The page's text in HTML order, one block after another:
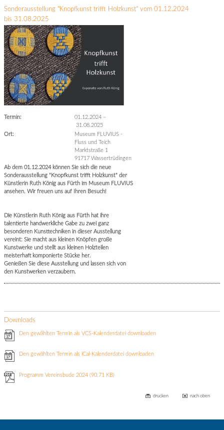
Sonderausstellung "Knopfkunst trifft Holzkunst" vom 01.12.2024
bis 31.08.2025
Termin: 01.12.2024 –
31.08.2025
Ort:
Museum FLUVIUS -
Fluss und Teich
Marktstraße 1
91717 Wassertrüdingen
Ab dem 01.12.2024 können Sie sich die neue
Sonderausstellung "Knopfkunst trifft Holzkunst" der
Künstlerin Ruth König aus Fürth im Museum FLUVIUS
ansehen. Wir freuen uns auf Ihren Besuch!
Die Künstlerin Ruth König aus Fürth hat ihre
talentierte handwerkliche Gabe zu zwei ganz
besonderen Kunsttechniken in dieser Ausstellung
vereint: Sie macht aus kleinen Knöpfen große
Kunstwerke und stellt aus kleinen Holzteilen
meisterhaft komponierte Stücke her.
Genießen Sie diese Ausstellung und lassen sich von
den Kunstwerken verzaubern.
Downloads
Den gewählten Termin als VCS-Kalenderdatei downloaden
Den gewählten Termin als iCal-Kalenderdatei downloaden
Programm Vereinsbude 2024(90.71 KB)
drucken nach oben